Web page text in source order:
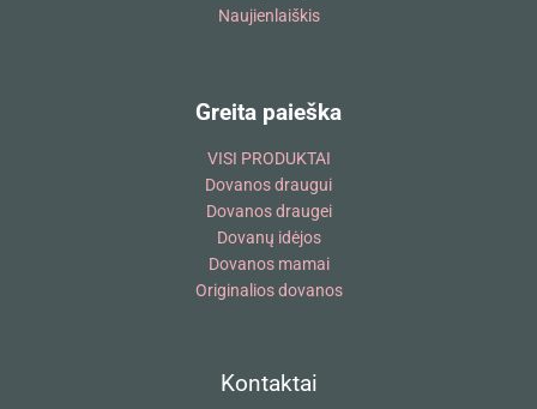
Naujienlaiškis
Greita paieška
VISI PRODUKTAI
Dovanos draugui
Dovanos draugei
Dovanų idėjos
Dovanos mamai
Originalios dovanos
Kontaktai